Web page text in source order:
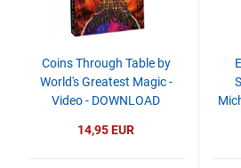
Coins Through Table by
World's Greatest Magic -
Video - DOWNLOAD
14,95 EUR